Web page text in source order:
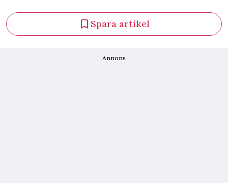
Spara artikel
Annons